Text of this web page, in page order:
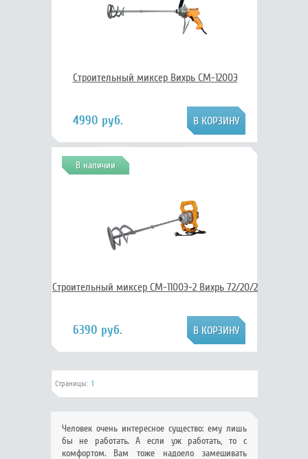
Строительный миксер Вихрь СМ-1200Э
4990 руб.
В наличии
Строительный миксер СМ-1100Э-2 Вихрь 72/20/2
6390 руб.
Страницы: 1
Человек очень интересное существо: ему лишь
бы не работать. А если уж работать, то с
комфортом. Вам тоже надоело замешивать